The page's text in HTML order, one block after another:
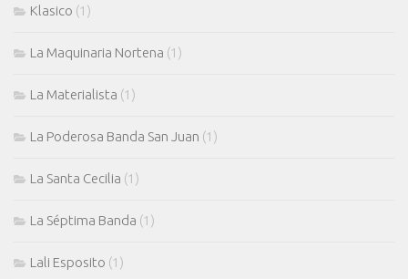
Klasico (1)
La Maquinaria Nortena (1)
La Materialista (1)
La Poderosa Banda San Juan (1)
La Santa Cecilia (1)
La Séptima Banda (1)
Lali Esposito (1)